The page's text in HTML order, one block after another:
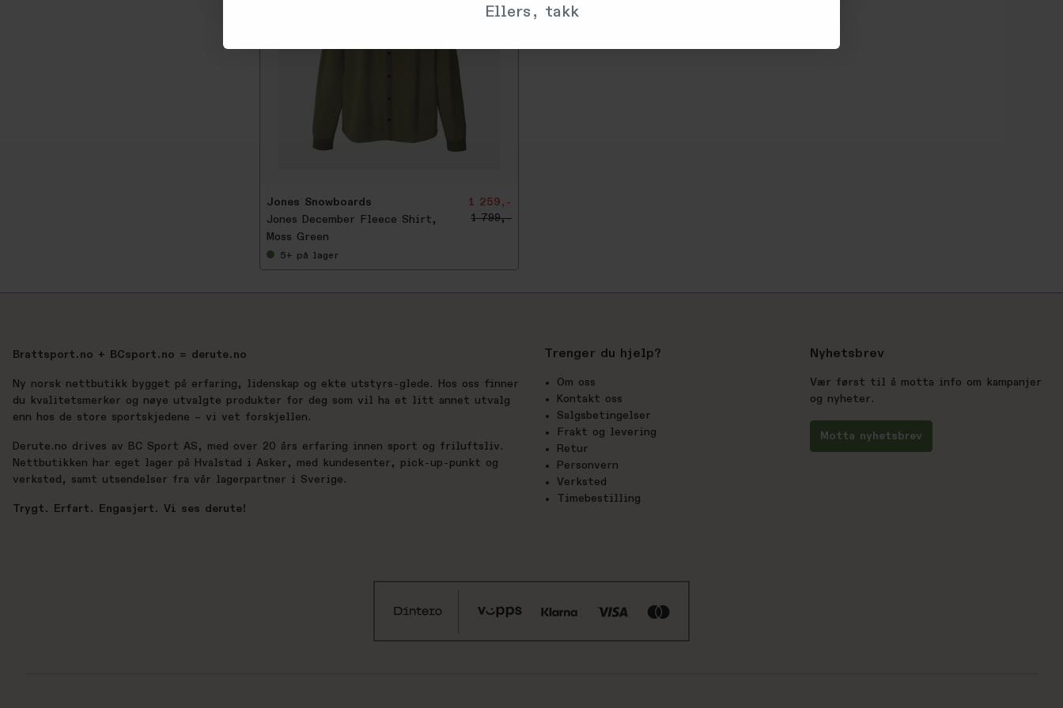
Jones Snowboards
Jones December Fleece Shirt,
Moss Green
1 259,-
1 799,-
5+ på lager
Brattsport.no + BCsport.no = derute.no
Ny norsk nettbutikk bygget på erfaring, lidenskap og ekte utstyrs-glede. Hos oss finner
du kvalitetsmerker og nøye utvalgte produkter for deg som vil ha et litt annet utvalg
enn hos de store sportskjedene – vi vet forskjellen.
Derute.no drives av BC Sport AS, med over 20 års erfaring innen sport og friluftsliv.
Nettbutikken har eget lager på Hvalstad i Asker, med kundesenter, pick-up-punkt og
verksted, samt utsendelser fra vår lagerpartner i Sverige.
Trygt. Erfart. Engasjert. Vi ses derute!
Trenger du hjelp?
Om oss
Kontakt oss
Salgsbetingelser
Frakt og levering
Retur
Personvern
Verksted
Timebestilling
Nyhetsbrev
Vær først til å motta info om kampanjer
og nyheter.
Motta nyhetsbrev
Ellers, takk